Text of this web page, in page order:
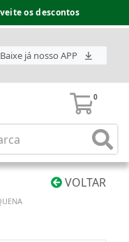
os descontos
Baixe já nosso APP
0
VOLTAR